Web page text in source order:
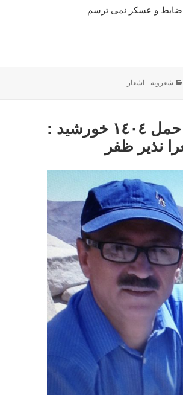
و عسکر نمی ترسم
: احمد محمود امپراطور
دسته‌ها
شعرونه - اشعار
رايحه دوم حمل ١٤٠٤ خورشيد :
نذیر ظفر